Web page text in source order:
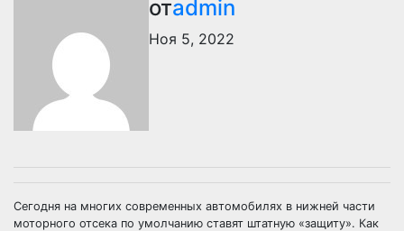
отadmin
Ноя 5, 2022
Сегодня на многих современных автомобилях в нижней части
моторного отсека по умолчанию ставят штатную «защиту». Как